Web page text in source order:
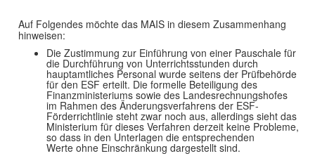
Auf Folgendes möchte das MAIS in diesem Zusammenhang
hinweisen:
Die Zustimmung zur Einführung von einer Pauschale für
die Durchführung von Unterrichtsstunden durch
hauptamtliches Personal wurde seitens der Prüfbehörde
für den ESF erteilt. Die formelle Beteiligung des
Finanzministeriums sowie des Landesrechnungshofes
im Rahmen des Änderungsverfahrens der ESF-
Förderrichtlinie steht zwar noch aus, allerdings sieht das
Ministerium für dieses Verfahren derzeit keine Probleme,
so dass in den Unterlagen die entsprechenden
Werte ohne Einschränkung dargestellt sind.